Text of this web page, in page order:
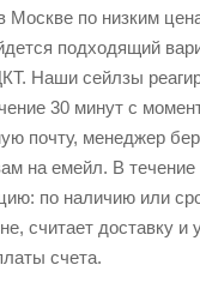
Москве по низким
подходящий
Наши сейлзы
30 минут с
почту, менеджер
на емейл. В
по наличию или
считает доставку и
счета.